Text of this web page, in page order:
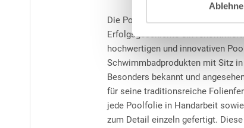
Die Pool-Manufaktur MTH ist mit
Erfolgsgeschichte ein
hochwertigen und innovativen
Schwimmbadprodukten mit Sitz
Besonders bekannt und
für seine traditionsreiche
jede Poolfolie in Handarbeit
zum Detail einzeln gefertigt.